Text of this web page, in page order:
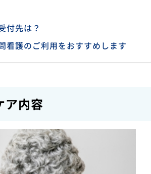
付先は？
看護のご利用をおすすめします
ア内容